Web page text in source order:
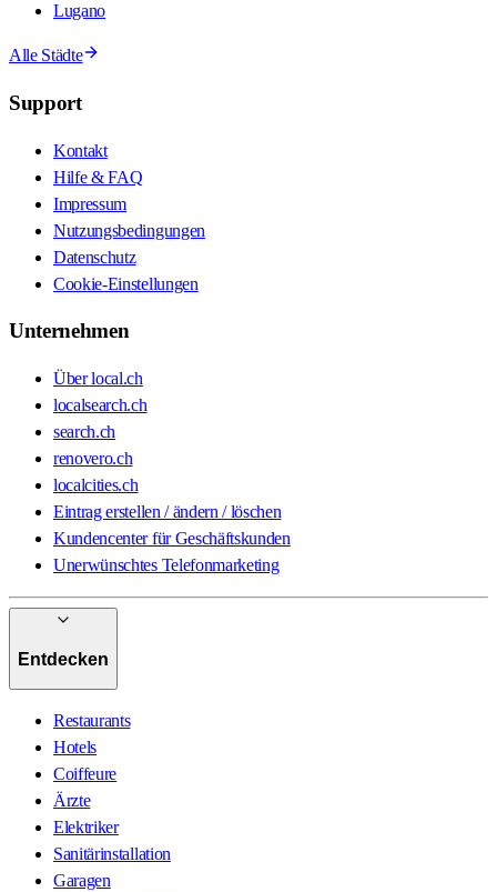
Lugano
Alle Städte
Support
Kontakt
Hilfe & FAQ
Impressum
Nutzungsbedingungen
Datenschutz
Cookie-Einstellungen
Unternehmen
Über local.ch
localsearch.ch
search.ch
renovero.ch
localcities.ch
Eintrag erstellen / ändern / löschen
Kundencenter für Geschäftskunden
Unerwünschtes Telefonmarketing
Entdecken
Restaurants
Hotels
Coiffeure
Ärzte
Elektriker
Sanitärinstallation
Garagen